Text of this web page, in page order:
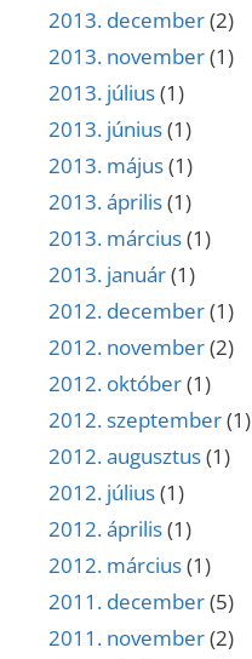
2013. december(2)
2013. november(1)
2013. július(1)
2013. június(1)
2013. május(1)
2013. április(1)
2013. március(1)
2013. január(1)
2012. december(1)
2012. november(2)
2012. október(1)
2012. szeptember(1)
2012. augusztus(1)
2012. július(1)
2012. április(1)
2012. március(1)
2011. december(5)
2011. november(2)